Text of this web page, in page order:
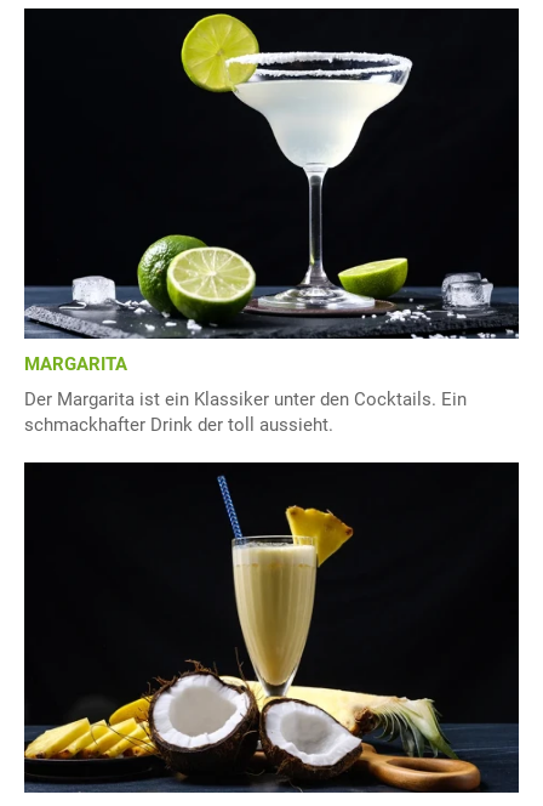
MARGARITA
Der Margarita ist ein Klassiker unter den Cocktails. Ein
schmackhafter Drink der toll aussieht.